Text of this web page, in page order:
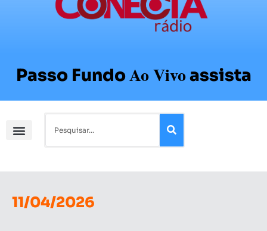
Passo FundoAo Vivoassista
11/04/2026